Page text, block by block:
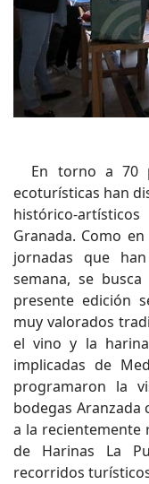
En torno a 70
ecoturísticas han
histórico-
Granada. Como
jornadas que
semana, se
presente edición
muy valorados
el vino y la
implicadas de
programaron la
bodegas Aranzada
a la recientemente
de Harinas La
recorridos